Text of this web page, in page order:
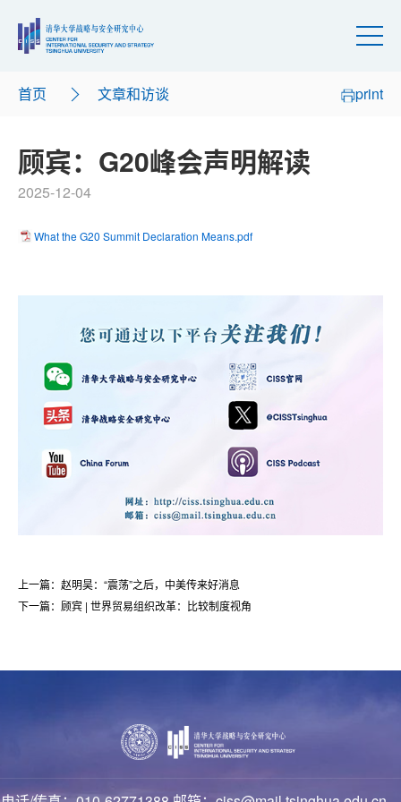
首页 文章和访谈 print
顾宾：G20峰会声明解读
2025-12-04
What the G20 Summit Declaration Means.pdf
上一篇：赵明昊：“震荡”之后，中美传来好消息
下一篇：顾宾 | 世界贸易组织改革：比较制度视角